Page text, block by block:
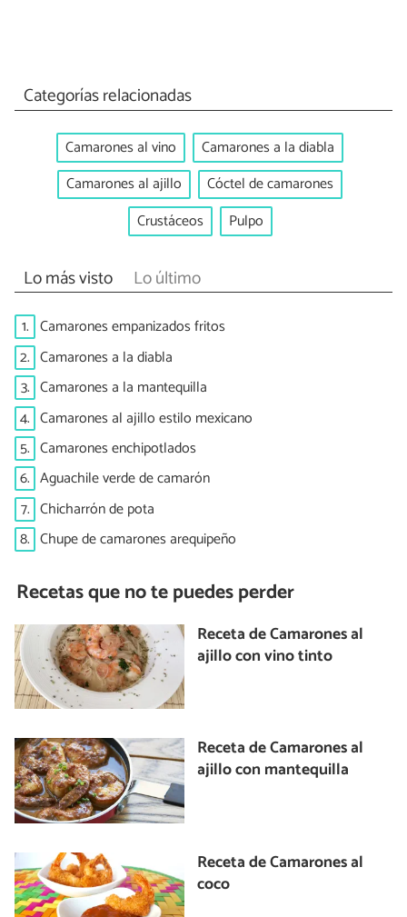
Categorías relacionadas
Camarones al vino
Camarones a la diabla
Camarones al ajillo
Cóctel de camarones
Crustáceos
Pulpo
Lo más visto Lo último
1. Camarones empanizados fritos
2. Camarones a la diabla
3. Camarones a la mantequilla
4. Camarones al ajillo estilo mexicano
5. Camarones enchipotlados
6. Aguachile verde de camarón
7. Chicharrón de pota
8. Chupe de camarones arequipeño
Recetas que no te puedes perder
Receta de Camarones al
ajillo con vino tinto
Receta de Camarones al
ajillo con mantequilla
Receta de Camarones al
coco